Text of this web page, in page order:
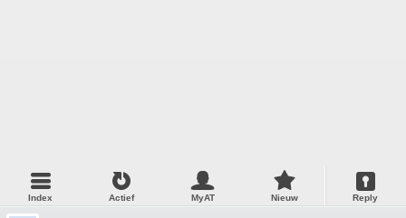
Index Actief MyAT Nieuw Reply